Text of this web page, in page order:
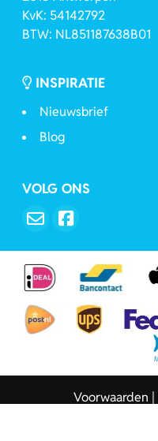
KvK: 54142792
BTW: NL851187638B01
INSPIRATIE
Nieuwsbrief
Blog
VOLG ONS
Voorwaarden